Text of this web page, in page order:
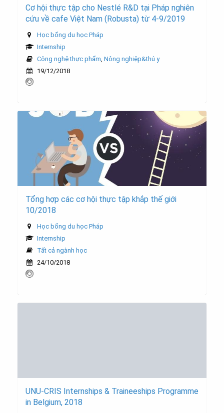
Cơ hội thực tập cho Nestlé R&D tại Pháp nghiên
cứu về cafe Việt Nam (Robusta) từ 4-9/2019
Học bổng du học Pháp
Internship
Công nghệ thực phẩm Nông nghiệp&thú y
19/12/2018
Tổng hợp các cơ hội thực tập khắp thế giới
10/2018
Học bổng du học Pháp
Internship
Tất cả ngành học
24/10/2018
UNU-CRIS Internships & Traineeships Programme
in Belgium, 2018